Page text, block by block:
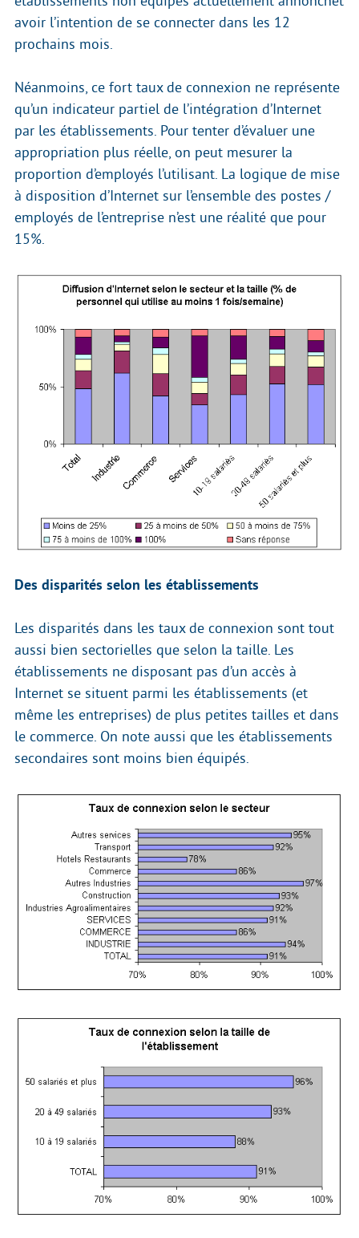
avoir l’intention de se connecter dans les 12
prochains mois.
Néanmoins, ce fort taux de connexion ne représente
qu’un indicateur partiel de l’intégration d’Internet
par les établissements. Pour tenter d’évaluer une
appropriation plus réelle, on peut mesurer la
proportion d’employés l’utilisant. La logique de mise
à disposition d’Internet sur l’ensemble des postes /
employés de l’entreprise n’est une réalité que pour
15%.
Des disparités selon les établissements
Les disparités dans les taux de connexion sont tout
aussi bien sectorielles que selon la taille. Les
établissements ne disposant pas d’un accès à
Internet se situent parmi les établissements (et
même les entreprises) de plus petites tailles et dans
le commerce. On note aussi que les établissements
secondaires sont moins bien équipés.